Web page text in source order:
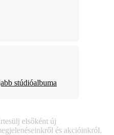
stúdióalbuma
elsőként új
és akcióinkról.